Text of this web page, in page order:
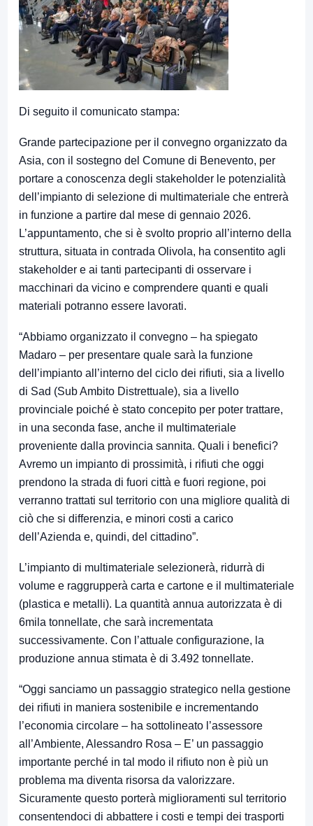
Di seguito il comunicato stampa:
Grande partecipazione per il convegno organizzato da
Asia, con il sostegno del Comune di Benevento, per
portare a conoscenza degli stakeholder le potenzialità
dell’impianto di selezione di multimateriale che entrerà
in funzione a partire dal mese di gennaio 2026.
L’appuntamento, che si è svolto proprio all’interno della
struttura, situata in contrada Olivola, ha consentito agli
stakeholder e ai tanti partecipanti di osservare i
macchinari da vicino e comprendere quanti e quali
materiali potranno essere lavorati.
“Abbiamo organizzato il convegno – ha spiegato
Madaro – per presentare quale sarà la funzione
dell’impianto all’interno del ciclo dei rifiuti, sia a livello
di Sad (Sub Ambito Distrettuale), sia a livello
provinciale poiché è stato concepito per poter trattare,
in una seconda fase, anche il multimateriale
proveniente dalla provincia sannita. Quali i benefici?
Avremo un impianto di prossimità, i rifiuti che oggi
prendono la strada di fuori città e fuori regione, poi
verranno trattati sul territorio con una migliore qualità di
ciò che si differenzia, e minori costi a carico
dell’Azienda e, quindi, del cittadino”.
L’impianto di multimateriale selezionerà, ridurrà di
volume e raggrupperà carta e cartone e il multimateriale
(plastica e metalli). La quantità annua autorizzata è di
6mila tonnellate, che sarà incrementata
successivamente. Con l’attuale configurazione, la
produzione annua stimata è di 3.492 tonnellate.
“Oggi sanciamo un passaggio strategico nella gestione
dei rifiuti in maniera sostenibile e incrementando
l’economia circolare – ha sottolineato l’assessore
all’Ambiente, Alessandro Rosa – E’ un passaggio
importante perché in tal modo il rifiuto non è più un
problema ma diventa risorsa da valorizzare.
Sicuramente questo porterà miglioramenti sul territorio
consentendoci di abbattere i costi e tempi dei trasporti